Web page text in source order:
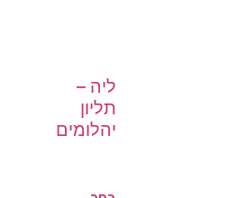
ליה –
תליון
יהלומים